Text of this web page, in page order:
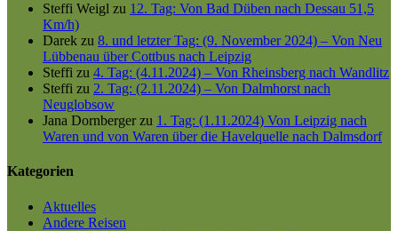
Steffi Weigl zu 12. Tag: Von Bad Düben nach Dessau 51,5
Km/h)
Darek zu 8. und letzter Tag: (9. November 2024) – Von Neu
Lübbenau über Cottbus nach Leipzig
Steffi zu 4. Tag: (4.11.2024) – Von Rheinsberg nach Wandlitz
Steffi zu 2. Tag: (2.11.2024) – Von Dalmhorst nach
Neuglobsow
Jana Dornbergerzu 1. Tag: (1.11.2024) Von Leipzig nach
Waren und von Waren über die Havelquelle nach Dalmsdorf
Kategorien
Aktuelles
Andere Reisen